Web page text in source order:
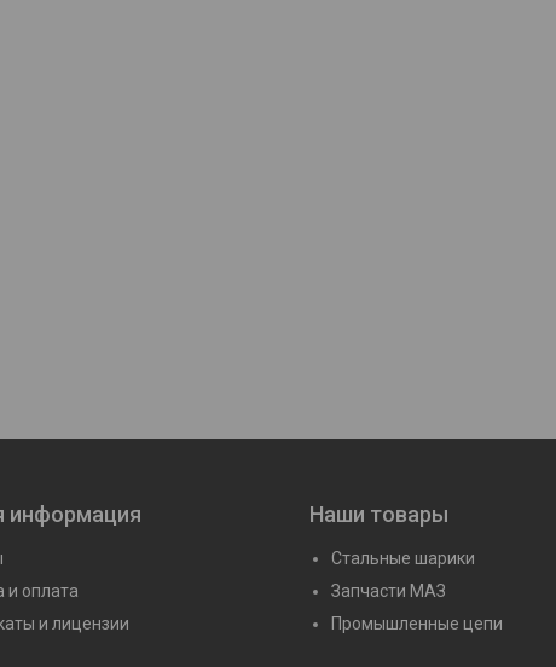
информация
и оплата
и лицензии
Наши товары
Стальные шарики
Запчасти МАЗ
Промышленные цепи